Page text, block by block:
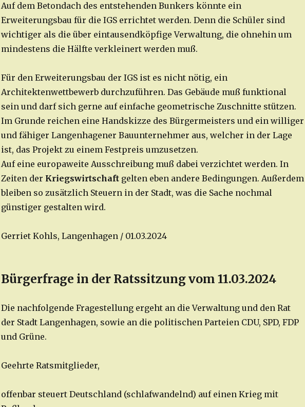
Auf dem Betondach des entstehenden Bunkers könnte ein
Erweiterungsbau für die IGS errichtet werden. Denn die Schüler sind
wichtiger als die über eintausendköpfige Verwaltung, die ohnehin um
mindestens die Hälfte verkleinert werden muß.
Für den Erweiterungsbau der IGS ist es nicht nötig, ein
Architektenwettbewerb durchzuführen. Das Gebäude muß funktional
sein und darf sich gerne auf einfache geometrische Zuschnitte stützen.
Im Grunde reichen eine Handskizze des Bürgermeisters und ein williger
und fähiger Langenhagener Bauunternehmer aus, welcher in der Lage
ist, das Projekt zu einem Festpreis umzusetzen.
Auf eine europaweite Ausschreibung muß dabei verzichtet werden. In
Zeiten der Kriegswirtschaftgelten eben andere Bedingungen. Außerdem
bleiben so zusätzlich Steuern in der Stadt, was die Sache nochmal
günstiger gestalten wird.
Gerriet Kohls, Langenhagen / 01.03.2024
Bürgerfrage in der Ratssitzung vom 11.03.2024
Die nachfolgende Fragestellung ergeht an die Verwaltung und den Rat
der Stadt Langenhagen, sowie an die politischen Parteien CDU, SPD, FDP
und Grüne.
Geehrte Ratsmitglieder,
offenbar steuert Deutschland (schlafwandelnd) auf einen Krieg mit